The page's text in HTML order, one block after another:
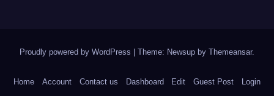
Proudly powered by WordPress Theme: Newsup by Themeansar.
Home Account Contact us Dashboard Edit Guest Post Login